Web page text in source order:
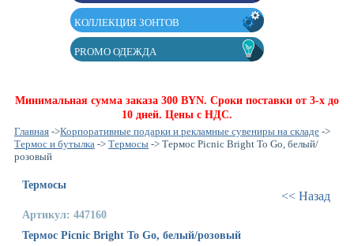
КОЛЛЕКЦИЯ ЗОНТОВ
PROMO ОДЕЖДА
Минимальная сумма заказа 300 BYN. Сроки поставки от 3-х до
10 дней. Цены с НДС.
Главная ->Корпоративные подарки и рекламные сувениры на складе ->
Термос и бутылка -> Термосы -> Термос Picnic Bright To Go, белый/
розовый
<< Назад
Термосы
Артикул: 447160
Термос Picnic Bright To Go, белый/розовый